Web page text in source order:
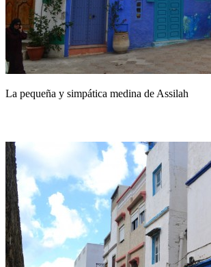
La pequeña y simpática medina de Assilah